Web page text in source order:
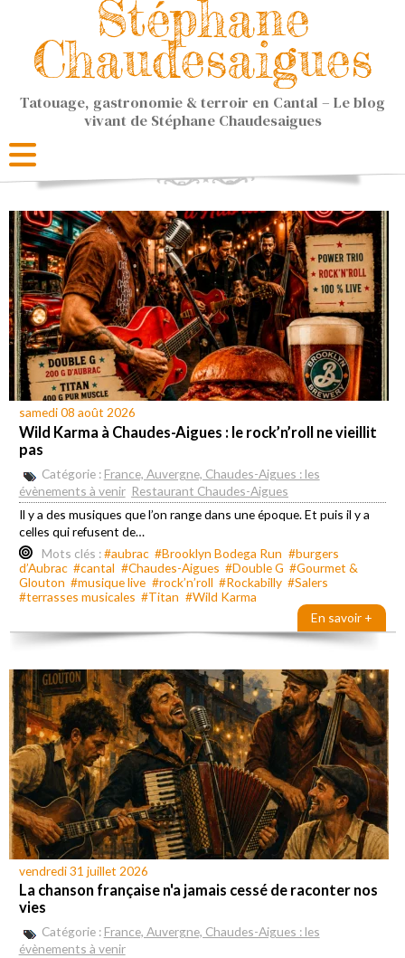
Stéphane
Chaudesaigues
Tatouage, gastronomie & terroir en Cantal – Le blog
vivant de Stéphane Chaudesaigues
samedi 08 août 2026
Wild Karma à Chaudes-Aigues : le rock’n’roll ne vieillit
pas
Catégorie : France, Auvergne, Chaudes-Aigues : les
évènements à venir Restaurant Chaudes-Aigues
Il y a des musiques que l’on range dans une époque. Et puis il y a
celles qui refusent de…
Mots clés :#aubrac #Brooklyn Bodega Run #burgers
d’Aubrac #cantal #Chaudes-Aigues #Double G #Gourmet &
Glouton #musique live #rock’n’roll #Rockabilly #Salers
#terrasses musicales #Titan #Wild Karma
En savoir +
vendredi 31 juillet 2026
La chanson française n'a jamais cessé de raconter nos
vies
Catégorie : France, Auvergne, Chaudes-Aigues : les
évènements à venir